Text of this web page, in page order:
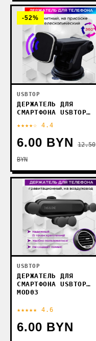
-52%
USBTOP
ДЕРЖАТЕЛЬ ДЛЯ
СМАРТФОНА USBTOP
★★★★☆ 4.4
6.00 BYN
12.50
BYN
USBTOP
ДЕРЖАТЕЛЬ ДЛЯ
СМАРТФОНА USBTOP
MOD03
★★★★★ 4.6
6.00 BYN